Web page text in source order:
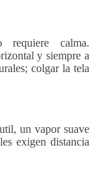
calma.
y siempre a
colgar la tela
un vapor suave
exigen distancia